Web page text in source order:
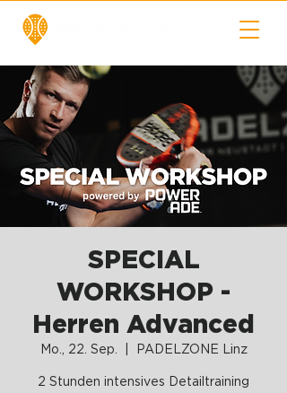
SPECIAL
WORKSHOP -
Herren Advanced
Mo., 22. Sep. PADELZONE Linz
2 Stunden intensives Detailtraining